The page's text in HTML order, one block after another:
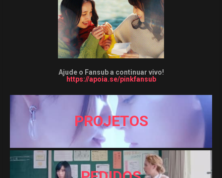
Ajude o Fansub a continuar vivo!
https://apoia.se/pinkfansub
PROJETOS